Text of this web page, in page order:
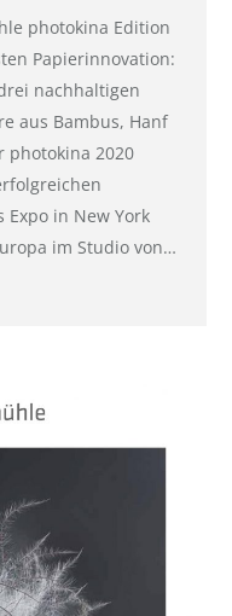
photokina Edition
Papierinnovation:
nachhaltigen
aus Bambus, Hanf
photokina 2020
in New York
im Studio von…